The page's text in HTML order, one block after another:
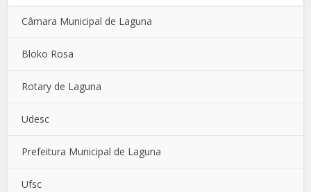
Câmara Municipal de Laguna
Bloko Rosa
Rotary de Laguna
Udesc
Prefeitura Municipal de Laguna
Ufsc